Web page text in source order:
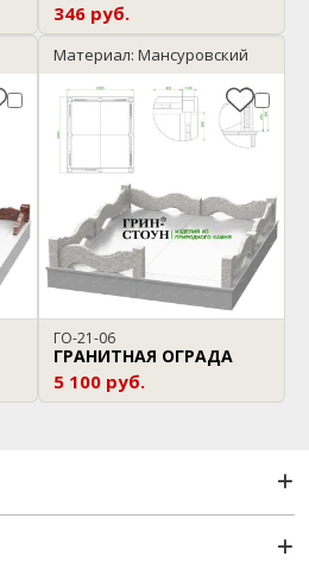
346 руб.
Материал: Мансуровский
ГО-21-06
ГРАНИТНАЯ ОГРАДА
5 100 руб.